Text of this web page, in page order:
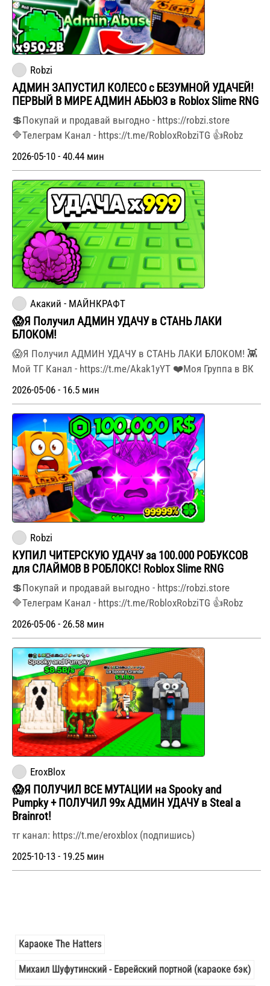
Robzi
АДМИН ЗАПУСТИЛ КОЛЕСО с БЕЗУМНОЙ УДАЧЕЙ!
ПЕРВЫЙ В МИРЕ АДМИН АБЬЮЗ в Roblox Slime RNG
💲Покупай и продавай выгодно - https://robzi.store
🔷Телеграм Канал - https://t.me/RobloxRobziTG 👍Robz
2026-05-10 - 40.44 мин
Акакий - МАЙНКРАФТ
😱Я Получил АДМИН УДАЧУ в СТАНЬ ЛАКИ
БЛОКОМ!
😱Я Получил АДМИН УДАЧУ в СТАНЬ ЛАКИ БЛОКОМ! 👾
Мой ТГ Канал - https://t.me/Akak1yYT ❤️Моя Группа в ВК
2026-05-06 - 16.5 мин
Robzi
КУПИЛ ЧИТЕРСКУЮ УДАЧУ за 100.000 РОБУКСОВ
для СЛАЙМОВ В РОБЛОКС! Roblox Slime RNG
💲Покупай и продавай выгодно - https://robzi.store
🔷Телеграм Канал - https://t.me/RobloxRobziTG 👍Robz
2026-05-06 - 26.58 мин
EroxBlox
😱Я ПОЛУЧИЛ ВСЕ МУТАЦИИ на Spooky and
Pumpky + ПОЛУЧИЛ 99х АДМИН УДАЧУ в Steal a
Brainrot!
тг канал: https://t.me/eroxblox (подпишись)
2025-10-13 - 19.25 мин
Караоке The Hatters
Михаил Шуфутинский - Еврейский портной (караоке бэк)